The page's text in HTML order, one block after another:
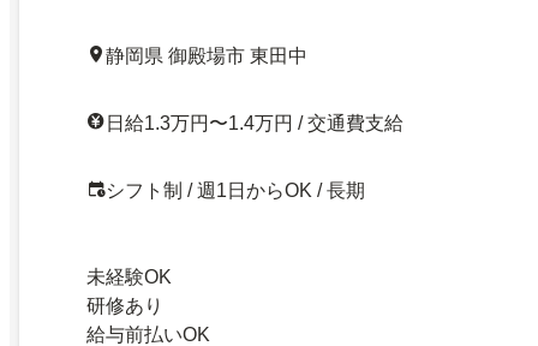
静岡県 御殿場市 東田中
日給1.3万円〜1.4万円 / 交通費支給
シフト制 / 週1日からOK / 長期
未経験OK
研修あり
給与前払いOK